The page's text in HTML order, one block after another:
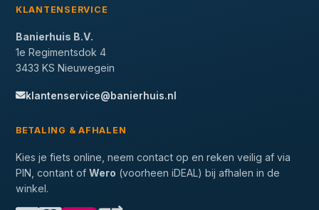
KLANTENSERVICE
Banierhuis B.V.
1e Regimentsdok 4
3433 KS Nieuwegein
klantenservice@banierhuis.nl
BETALING & AFHALEN
Kies je fiets online, neem contact op en reken veilig af via
PIN, contant of Wero (voorheen iDEAL) bij afhalen in de
winkel.